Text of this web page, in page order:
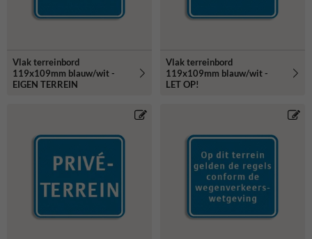
Vlak terreinbord
119x109mm blauw/wit -
EIGEN TERREIN
Vlak terreinbord
119x109mm blauw/wit -
LET OP!